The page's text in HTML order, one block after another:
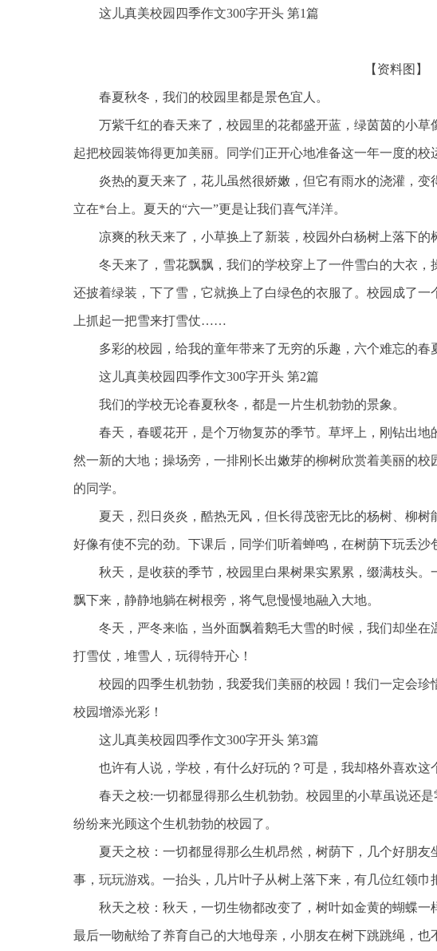
这儿真美校园四季作文300字开头 第1篇
【资料图】
春夏秋冬，我们的校园里都是景色宜人。
万紫千红的春天来了，校园里的花都盛开蓝，绿茵茵的小
起把校园装饰得更加美丽。同学们正开心地准备这一年一度的校
炎热的夏天来了，花儿虽然很娇嫩，但它有雨水的浇灌，
立在*台上。夏天的“六一”更是让我们喜气洋洋。
凉爽的秋天来了，小草换上了新装，校园外白杨树上落下的
冬天来了，雪花飘飘，我们的学校穿上了一件雪白的大衣
还披着绿装，下了雪，它就换上了白绿色的衣服了。校园成了
上抓起一把雪来打雪仗……
多彩的校园，给我的童年带来了无穷的乐趣，六个难忘的春
这儿真美校园四季作文300字开头 第2篇
我们的学校无论春夏秋冬，都是一片生机勃勃的景象。
春天，春暖花开，是个万物复苏的季节。草坪上，刚钻出
然一新的大地；操场旁，一排刚长出嫩芽的柳树欣赏着美丽的
的同学。
夏天，烈日炎炎，酷热无风，但长得茂密无比的杨树、柳树
好像有使不完的劲。下课后，同学们听着蝉鸣，在树荫下玩丢沙
秋天，是收获的季节，校园里白果树果实累累，缀满枝头
飘下来，静静地躺在树根旁，将气息慢慢地融入大地。
冬天，严冬来临，当外面飘着鹅毛大雪的时候，我们却坐
打雪仗，堆雪人，玩得特开心！
校园的四季生机勃勃，我爱我们美丽的校园！我们一定会
校园增添光彩！
这儿真美校园四季作文300字开头 第3篇
也许有人说，学校，有什么好玩的？可是，我却格外喜欢这
春天之校:一切都显得那么生机勃勃。校园里的小草虽说还
纷纷来光顾这个生机勃勃的校园了。
夏天之校：一切都显得那么生机昂然，树荫下，几个好朋
事，玩玩游戏。一抬头，几片叶子从树上落下来，有几位红领巾
秋天之校：秋天，一切生物都改变了，树叶如金黄的蝴蝶
最后一吻献给了养育自己的大地母亲，小朋友在树下跳跳绳，也